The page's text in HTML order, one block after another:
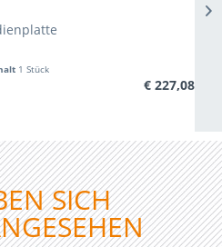
1 Stück
€ 227,08
SICH